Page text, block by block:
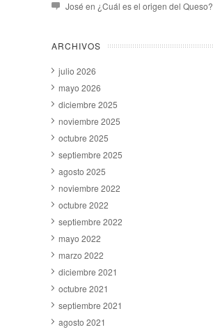
José en ¿Cuál es el origen del Queso?
ARCHIVOS
julio 2026
mayo 2026
diciembre 2025
noviembre 2025
octubre 2025
septiembre 2025
agosto 2025
noviembre 2022
octubre 2022
septiembre 2022
mayo 2022
marzo 2022
diciembre 2021
octubre 2021
septiembre 2021
agosto 2021